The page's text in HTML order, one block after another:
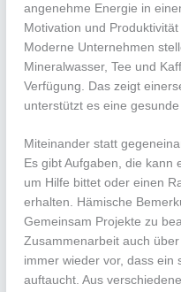
angenehme Energie in
Motivation und Produktivität
Moderne Unternehmen
Mineralwasser, Tee und
Verfügung. Das zeigt
unterstützt es eine gesunde
Miteinander statt
Es gibt Aufgaben, die kann
um Hilfe bittet oder einen
erhalten. Hämische
Gemeinsam Projekte zu
Zusammenarbeit auch
immer wieder vor, dass ein
auftaucht. Aus